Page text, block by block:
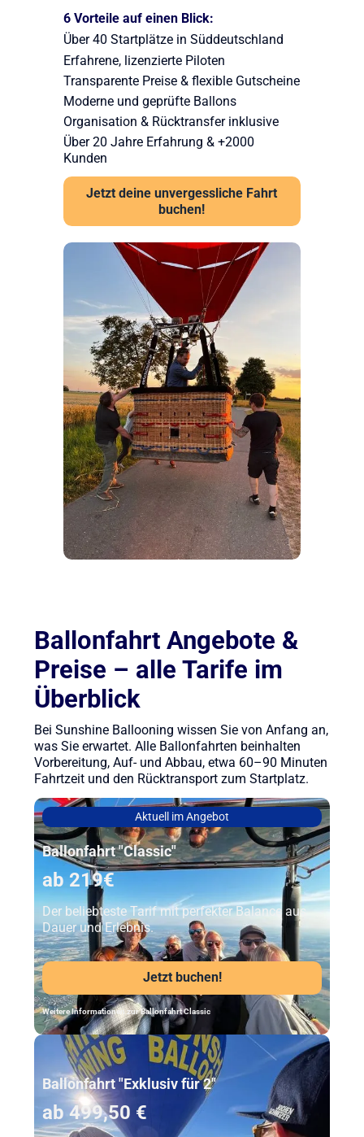
6 Vorteile auf einen Blick:
Über 40 Startplätze in Süddeutschland
Erfahrene, lizenzierte Piloten
Transparente Preise & flexible Gutscheine
Moderne und geprüfte Ballons
Organisation & Rücktransfer inklusive
Über 20 Jahre Erfahrung & +2000
Kunden
Jetzt deine unvergessliche Fahrt
buchen!
Ballonfahrt Angebote &
Preise – alle Tarife im
Überblick
Bei Sunshine Ballooning wissen Sie von Anfang an,
was Sie erwartet. Alle Ballonfahrten beinhalten
Vorbereitung, Auf- und Abbau, etwa 60–90 Minuten
Fahrtzeit und den Rücktransport zum Startplatz.
Aktuell im Angebot
Ballonfahrt "Classic"
ab 219€
Der beliebteste Tarif mit perfekter Balance aus
Dauer und Erlebnis.
Jetzt buchen!
Weitere Informationen zur Ballonfahrt Classic
Unser Beststeller
Ballonfahrt "Exklusiv für 2"
ab 499,50 €